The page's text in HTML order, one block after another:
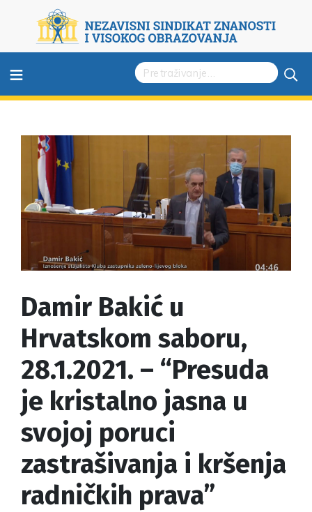
≡
Damir Bakić u
Hrvatskom saboru,
28.1.2021. – “Presuda
je kristalno jasna u
svojoj poruci
zastrašivanja i kršenja
radničkih prava”